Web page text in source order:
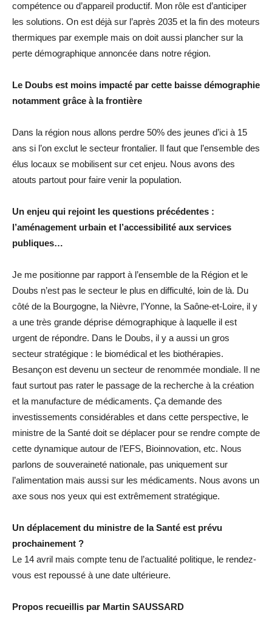
compétence ou d’appareil productif. Mon rôle est d’anticiper
les solutions. On est déjà sur l’après 2035 et la fin des moteurs
thermiques par exemple mais on doit aussi plancher sur la
perte démographique annoncée dans notre région.
Le Doubs est moins impacté par cette baisse démographie
notamment grâce à la frontière
Dans la région nous allons perdre 50% des jeunes d’ici à 15
ans si l’on exclut le secteur frontalier. Il faut que l’ensemble des
élus locaux se mobilisent sur cet enjeu. Nous avons des
atouts partout pour faire venir la population.
Un enjeu qui rejoint les questions précédentes :
l’aménagement urbain et l’accessibilité aux services
publiques…
Je me positionne par rapport à l’ensemble de la Région et le
Doubs n’est pas le secteur le plus en difficulté, loin de là. Du
côté de la Bourgogne, la Nièvre, l’Yonne, la Saône-et-Loire, il y
a une très grande déprise démographique à laquelle il est
urgent de répondre. Dans le Doubs, il y a aussi un gros
secteur stratégique : le biomédical et les biothérapies.
Besançon est devenu un secteur de renommée mondiale. Il ne
faut surtout pas rater le passage de la recherche à la création
et la manufacture de médicaments. Ça demande des
investissements considérables et dans cette perspective, le
ministre de la Santé doit se déplacer pour se rendre compte de
cette dynamique autour de l’EFS, Bioinnovation, etc. Nous
parlons de souveraineté nationale, pas uniquement sur
l’alimentation mais aussi sur les médicaments. Nous avons un
axe sous nos yeux qui est extrêmement stratégique.
Un déplacement du ministre de la Santé est prévu
prochainement ?
Le 14 avril mais compte tenu de l’actualité politique, le rendez-
vous est repoussé à une date ultérieure.
Propos recueillis par Martin SAUSSARD